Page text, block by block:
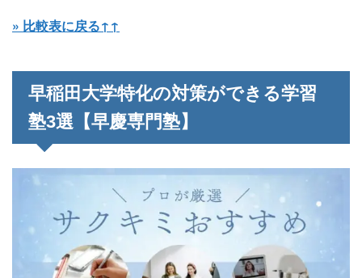
» 比較表に戻る↑↑
早稲田大学特化の対策ができる学習
塾3選【早慶専門塾】